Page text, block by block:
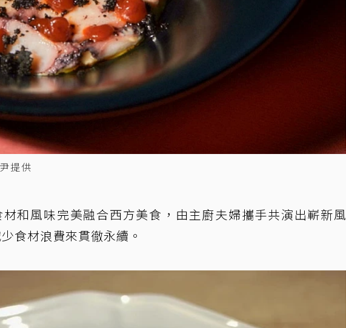
提供
和風味完美融合西方美食，由主廚夫婦攜手共演出嶄新風
食材浪費來貫徹永續。